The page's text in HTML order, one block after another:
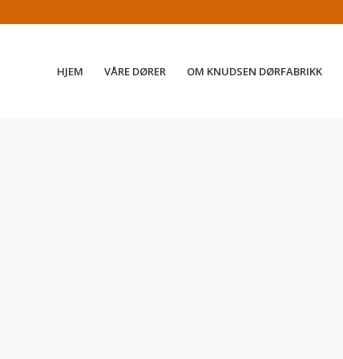
HJEM VÅRE DØRER OM KNUDSEN DØRFABRIKK